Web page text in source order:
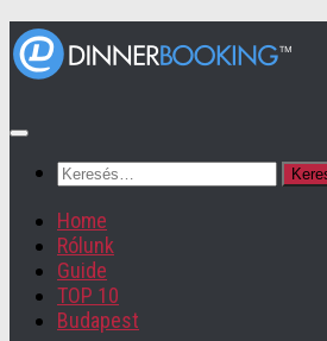
Keresés:
Home
Rólunk
Guide
TOP 10
Budapest